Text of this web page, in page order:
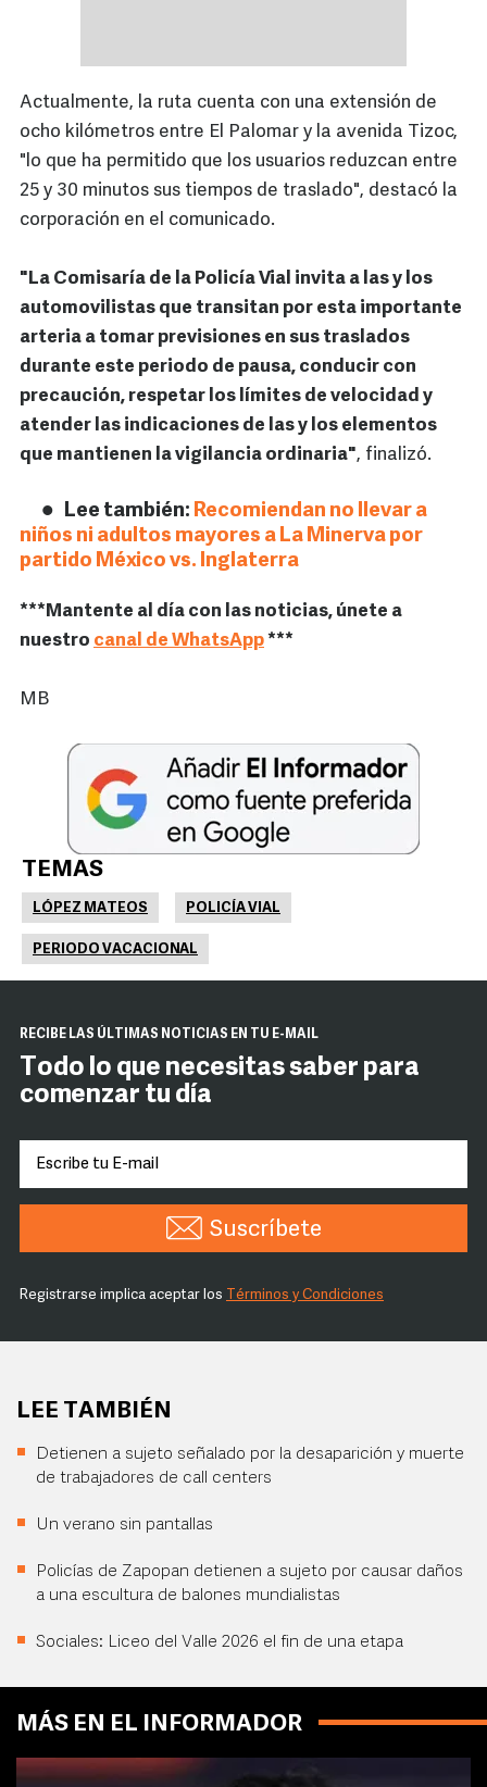
Actualmente, la ruta cuenta con una extensión de
ocho kilómetros entre El Palomar y la avenida Tizoc,
"lo que ha permitido que los usuarios reduzcan entre
25 y 30 minutos sus tiempos de traslado", destacó la
corporación en el comunicado.
"La Comisaría de la Policía Vial invita a las y los
automovilistas que transitan por esta importante
arteria a tomar previsiones en sus traslados
durante este periodo de pausa, conducir con
precaución, respetar los límites de velocidad y
atender las indicaciones de las y los elementos
que mantienen la vigilancia ordinaria", finalizó.
Lee también: Recomiendan no llevar a
niños ni adultos mayores a La Minerva por
partido México vs. Inglaterra
***Mantente al día con las noticias, únete a
nuestro canal de WhatsApp***
MB
TEMAS
LÓPEZ MATEOS POLICÍA VIAL
PERIODO VACACIONAL
RECIBE LAS ÚLTIMAS NOTICIAS EN TU E-MAIL
Todo lo que necesitas saber para
comenzar tu día
Suscríbete
Registrarse implica aceptar los Términos y Condiciones
LEE TAMBIÉN
Detienen a sujeto señalado por la desaparición y muerte
de trabajadores de call centers
Un verano sin pantallas
Policías de Zapopan detienen a sujeto por causar daños
a una escultura de balones mundialistas
Sociales: Liceo del Valle 2026 el fin de una etapa
MÁS EN EL INFORMADOR